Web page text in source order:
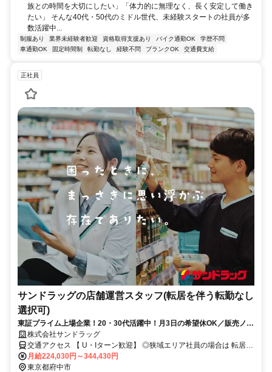
族との時間を大切にしたい」「体力的に無理なく、長く安定して働き
たい」 そんな40代・50代のミドル世代、未経験スタートの社員が多
数活躍中...
制服あり 業界未経験者歓迎 資格取得支援あり バイク通勤OK
学歴不問
車通勤OK
固定時間制 転勤なし 経験不問 ブランクOK 交通費支給
正社員
サンドラッグの店舗運営スタッフ(転居を伴う転勤なし
選択可)
東証プライム上場企業！20・30代活躍中！月3日の希望休OK／販売ノル
マなし／年収例32歳SV816万円／販促企画～商品管理など店舗運営がメ
インの仕事
株式会社サンドラッグ
交通アクセス 【 U・Iターン歓迎】 ◎狭域エリア社員の場合は 転居を
伴う転勤はありません。 ◎マイカー通勤OK
月給224,030円～344,430円
東京都府中市